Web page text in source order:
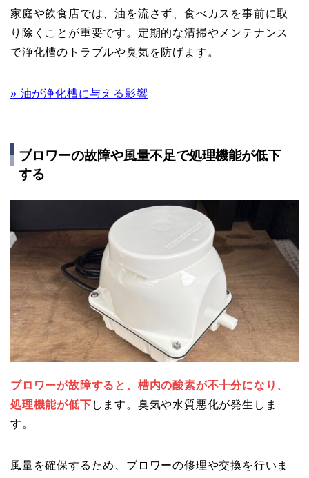
家庭や飲食店では、油を流さず、食べカスを事前に取
り除くことが重要です。定期的な清掃やメンテナンス
で浄化槽のトラブルや臭気を防げます。
» 油が浄化槽に与える影響
ブロワーの故障や風量不足で処理機能が低下
する
ブロワーが故障すると、槽内の酸素が不十分になり、
処理機能が低下 します。臭気や水質悪化が発生しま
す。
風量を確保するため、ブロワーの修理や交換を行いま